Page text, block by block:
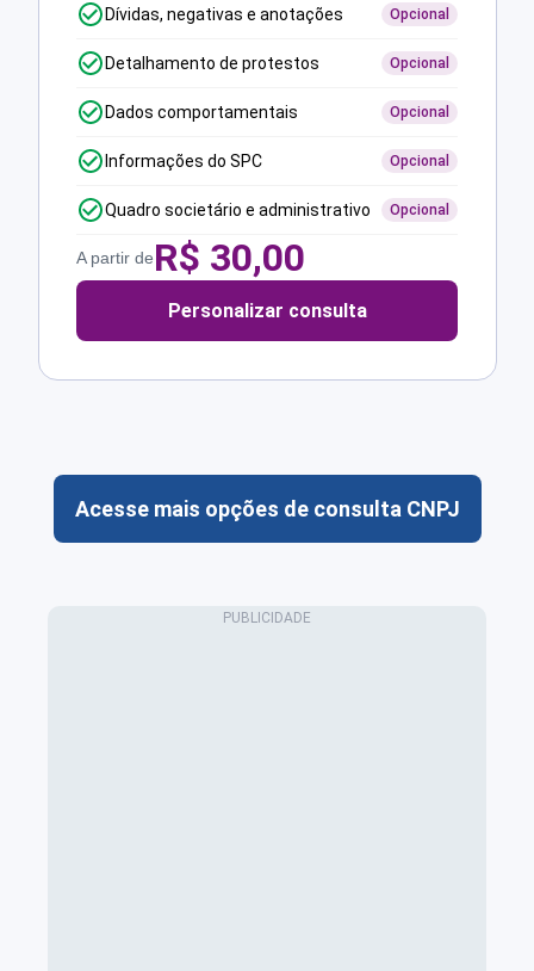
Dívidas, negativas e anotações Opcional
Detalhamento de protestos Opcional
Dados comportamentais Opcional
Informações do SPC Opcional
Quadro societário e administrativo Opcional
A partir deR$ 30,00
Personalizar consulta
Acesse mais opções de consulta CNPJ